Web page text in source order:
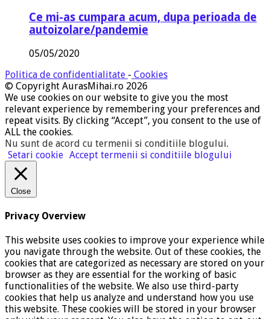
Ce mi-as cumpara acum, dupa perioada de
autoizolare/pandemie
05/05/2020
Politica de confidentialitate - Cookies
© Copyright AurasMihai.ro 2026
We use cookies on our website to give you the most
relevant experience by remembering your preferences and
repeat visits. By clicking “Accept”, you consent to the use of
ALL the cookies.
Nu sunt de acord cu termenii si conditiile blogului.
Setari cookie Accept termenii si conditiile blogului
Close
Privacy Overview
This website uses cookies to improve your experience while
you navigate through the website. Out of these cookies, the
cookies that are categorized as necessary are stored on your
browser as they are essential for the working of basic
functionalities of the website. We also use third-party
cookies that help us analyze and understand how you use
this website. These cookies will be stored in your browser